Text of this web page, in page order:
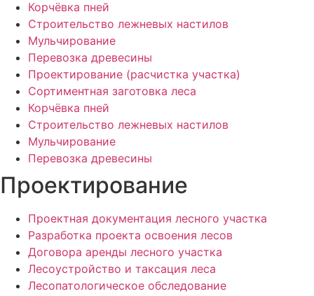
Корчёвка пней
Строительство лежневых настилов
Мульчирование
Перевозка древесины
Проектирование (расчистка участка)
Сортиментная заготовка леса
Корчёвка пней
Строительство лежневых настилов
Мульчирование
Перевозка древесины
Проектирование
Проектная документация лесного участка
Разработка проекта освоения лесов
Договора аренды лесного участка
Лесоустройство и таксация леса
Лесопатологическое обследование